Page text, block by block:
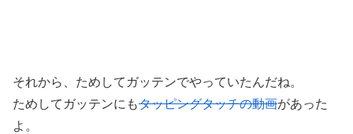
それから、ためしてガッテンでやっていたんだね。
ためしてガッテンにもタッピングタッチの動画があった
よ。